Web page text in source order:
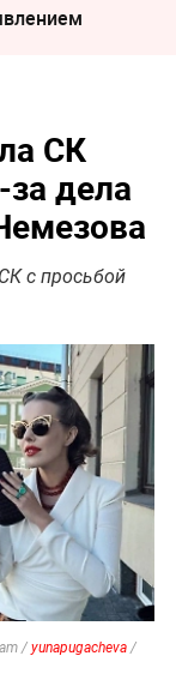
СК
дела
с просьбой
/yunapugacheva/